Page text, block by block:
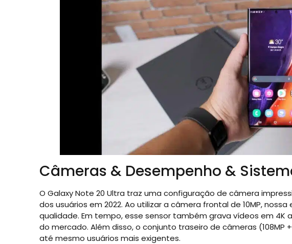
Câmeras & Desempenho &
O Galaxy Note 20 Ultra traz uma configuração de câmera
dos usuários em 2022. Ao utilizar a câmera frontal de 10MP,
qualidade. Em tempo, esse sensor também grava vídeos em 4K
do mercado. Além disso, o conjunto traseiro de câmeras (108MP
até mesmo usuários mais exigentes.